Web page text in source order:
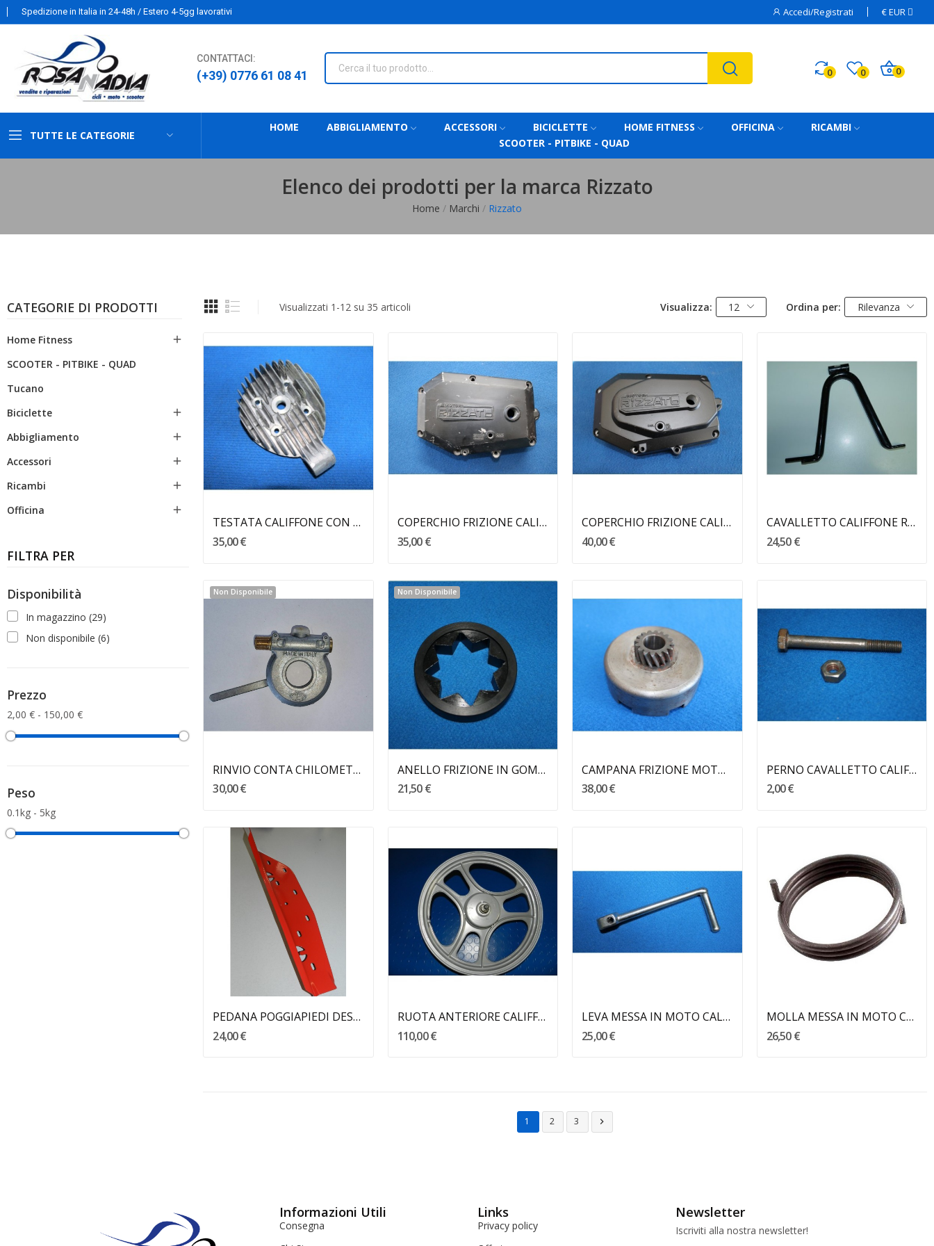
Spedizione in Italia in 24-48h / Estero 4-5gg lavorativi Accedi/Registrati €EUR
CONTATTACI:
(+39) 0776 61 08 41 0 0 0
TUTTE LE CATEGORIE
HOME ABBIGLIAMENTO ACCESSORI BICICLETTE HOME FITNESS OFFICINA
RICAMBI
SCOOTER - PITBIKE - QUAD
Elenco dei prodotti per la marca Rizzato
Home Marchi Rizzato
CATEGORIE DI PRODOTTI
Home Fitness 
SCOOTER - PITBIKE - QUAD
Tucano
Biciclette

Abbigliamento 
Accessori 
Ricambi 
Officina 
FILTRA PER
Disponibilità
In magazzino (29)
Non disponibile (6)
Prezzo
2,00 € - 150,00 €
Peso
0.1kg - 5kg
Visualizzati 1-12 su 35 articoli Visualizza: 12 Ordina per: Rilevanza
Aggiungi Al Carrello
TESTATA CALIFFONE CON ASOLA RIZZATO
35,00 €
COPERCHIO FRIZIONE CALIFFONE RIZZATO
35,00 €
COPERCHIO FRIZIONE CALIFFONE 2 M RIZZATO
40,00 €
CAVALLETTO CALIFFONE RIZZATO
24,50 €
Non Disponibile
RINVIO CONTA CHILOMETRI ATALA MASTER RIZZATO
30,00 €
Non Disponibile
ANELLO FRIZIONE IN GOMMA CALIFFO RIZZATO
21,50 €
Aggiungi Al Carrello
CAMPANA FRIZIONE MOTORE 119 RIZZATO
38,00 €
PERNO CAVALLETTO CALIFFONE
2,00 €
Aggiungi Al Carrello
PEDANA POGGIAPIEDI DESTRA CALIFFONE - RIZZATO
24,00 €
Aggiungi Al Carrello
RUOTA ANTERIORE CALIFFONE LEGA RIZZATO
110,00 €
LEVA MESSA IN MOTO CALIFFONE RIZZATO
25,00 €
MOLLA MESSA IN MOTO CALIFFONE - RIZZATO
26,50 €
1 2 3 
Informazioni Utili
Consegna
Links
Privacy policy
Newsletter
Iscriviti alla nostra newsletter!